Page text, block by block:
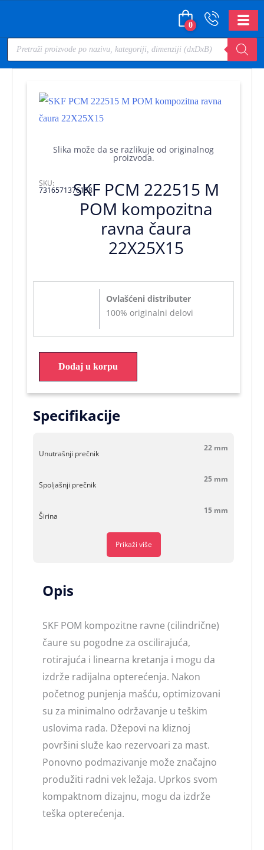
0
Slika može da se razlikuje od originalnog
proizvoda.
SKF PCM 222515 M
POM kompozitna
ravna čaura
22X25X15
SKU:
7316571376158
Ovlašćeni distributer
100% originalni delovi
Dodaj u korpu
Specifikacije
Unutrašnji prečnik
22 mm
Spoljašnji prečnik
25 mm
Širina
15 mm
Prikaži više
Opis
SKF POM kompozitne ravne (cilindrične)
čaure su pogodne za oscilirajuća,
rotirajuća i linearna kretanja i mogu da
izdrže radijalna opterećenja. Nakon
početnog punjenja mašću, optimizovani
su za minimalno održavanje u teškim
uslovima rada. Džepovi na kliznoj
površini služe kao rezervoari za mast.
Ponovno podmazivanje može značajno
produžiti radni vek ležaja. Uprkos svom
kompaktnom dizajnu, mogu da izdrže
teška opterećenja.